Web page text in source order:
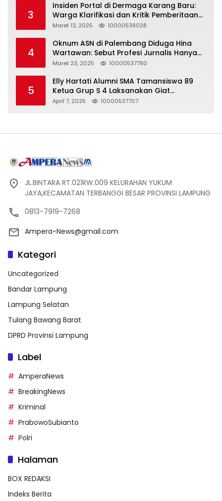
3
Insiden Portal di Dermaga Karang Baru:
Warga Klarifikasi dan Kritik Pemberitaan
yang Tidak Akurat
Maret 13, 2025 10000538028
4
Oknum ASN di Palembang Diduga Hina
Wartawan: Sebut Profesi Jurnalis Hanya
Seharga 2 Liter Bensin, Berujung Dugaan
Maret 23, 2025 10000537780
5
Elly Hartati Alumni SMA Tamansiswa 89
Ketua Grup S 4 Laksanakan Giat
Silaturahmi
April 7, 2025 10000537707
JL.BINTARA RT.021RW.009 KELURAHAN YUKUM
JAYA,KECAMATAN TERBANGGI BESAR PROVINSI LAMPUNG
0813-7919-7268
Ampera-News@gmail.com
Kategori
Uncategorized
Bandar Lampung
Lampung Selatan
Tulang Bawang Barat
DPRD Provinsi Lampung
Label
AmperaNews
BreakingNews
Kriminal
PrabowoSubianto
Polri
Halaman
BOX REDAKSI
Indeks Berita